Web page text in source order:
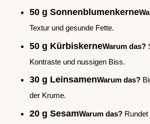
50 g Sonnenblumenkerne
Textur und gesunde Fette.
50 g KürbiskerneWarum das?
Kontraste und nussigen Biss.
30 g LeinsamenWarum das?
der Krume.
20 g SesamWarum das? Rundet